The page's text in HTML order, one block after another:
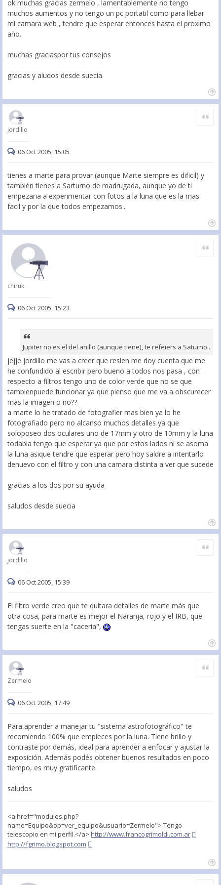
ok muchas gracias zermelo , lamentablemente no tengo
muchos aumentos y no tengo un pc portatil como para llebar
mi camara web , tendre que esperar entonces hasta el proximo
año.
muchas graciaspor tus consejos
gracias y aludos desde suecia
jordillo
Citar
06 Oct 2005, 15:05
tienes a marte para provar (aunque Marte siempre es dificil) y
también tienes a Sarturno de madrugada, aunque yo de ti
empezaria a experimentar con fotos a la luna que es la mas
facil y por la que todos empezamos...
chiruk
Citar
06 Oct 2005, 15:23
Jupiter no es el del anillo (aunque tiene), te refeiers a Saturno..
jejje jordillo me vas a creer que resien me doy cuenta que me
he confundido al escribir pero bueno a todos nos pasa , con
respecto a filtros tengo uno de color verde que no se que
tambienpuede funcionar ya que pienso que me va a obscurecer
mas la imagen o no??
a marte lo he tratado de fotografier mas bien ya lo he
fotografiado pero no alcanso muchos detalles ya que
soloposeo dos oculares uno de 17mm y otro de 10mm y la luna
todabia tengo que esperar ya que por estos lados ni se asoma
la luna asique tendre que esperar pero hoy saldre a intentarlo
denuevo con el filtro y con una camara distinta a ver que sucede
gracias a los dos por su ayuda
saludos desde suecia
jordillo
Citar
06 Oct 2005, 15:39
El filtro verde creo que te quitara detalles de marte más que
otra cosa, para marte es mejor el Naranja, rojo y el IRB, que
tengas suerte en la "caceria",
Zermelo
Citar
06 Oct 2005, 17:49
Para aprender a manejar tu "sistema astrofotográfico" te
recomiendo 100% que empieces por la luna. Tiene brillo y
contraste por demás, ideal para aprender a enfocar y ajustar la
exposición. Además podés obtener buenos resultados en poco
tiempo, es muy gratificante.
saludos
<a href="modules.php?
name=Equipo&op=ver_equipo&usuario=Zermelo"> Tengo
telescopio en mi perfil.</a> http://www.francogrimoldi.com.ar
http://fgrimo.blogspot.com